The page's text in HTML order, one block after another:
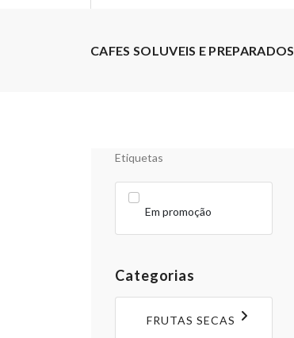
CAFES SOLUVEIS E PREPARADOS
Etiquetas
Em promoção
Categorias
FRUTAS SECAS